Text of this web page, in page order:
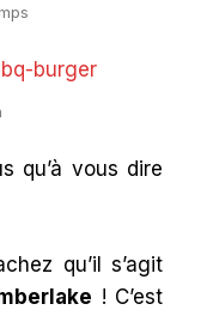
qu’à vous dire
qu’il s’agit
! C’est